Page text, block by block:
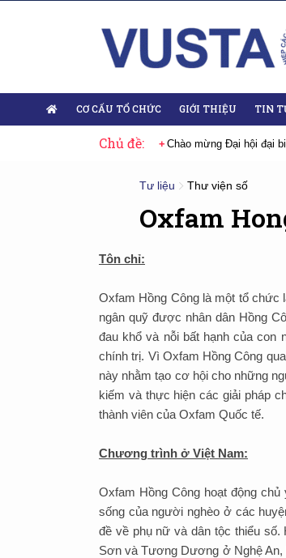
CƠ CẤU TỔ CHỨC GIỚI THIỆU TIN
Chủ đề:
hội lần thứ XIV của Đảng Chào mừng Đại hội đại
Tư liệu Thư viện số
Oxfam
Tôn chỉ:
Oxfam Hồng Công là một tổ
ngân quỹ được nhân dân Hồng
đau khổ và nỗi bất hạnh của con
chính trị. Vì Oxfam Hồng Công
này nhằm tạo cơ hội cho những
kiếm và thực hiện các giải pháp
thành viên của Oxfam Quốc tế.
Chương trình ở Việt Nam:
Oxfam Hồng Công hoạt động
sống của người nghèo ở các
đề về phụ nữ và dân tộc thiểu số.
Sơn và Tương Dương ở Nghệ